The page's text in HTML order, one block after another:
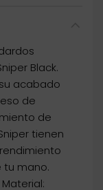
Black.
acabado
de
de
tienen
tu mano.